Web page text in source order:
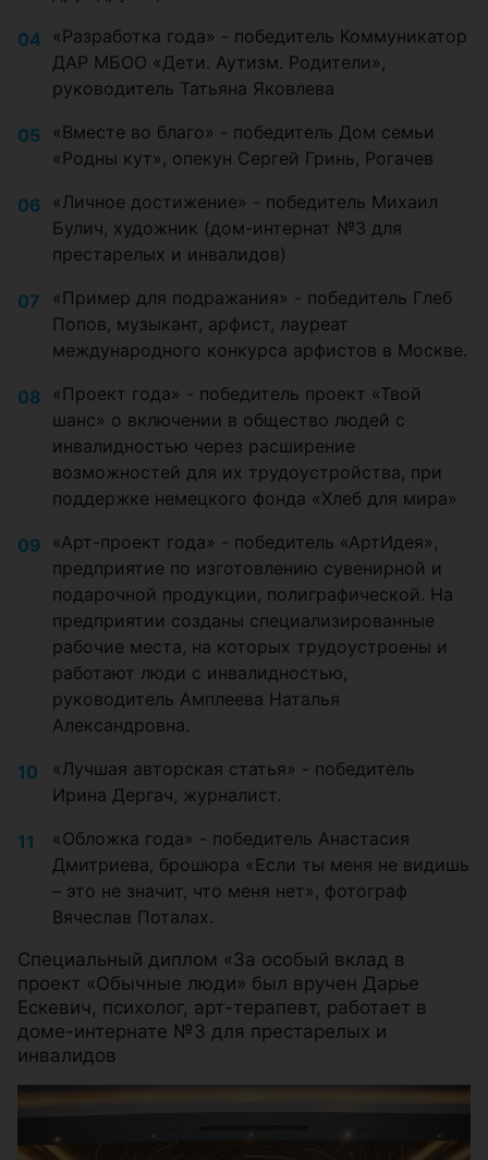
«Разработка года» - победитель Коммуникатор
ДАР МБОО «Дети. Аутизм. Родители»,
руководитель Татьяна Яковлева
«Вместе во благо» - победитель Дом семьи
«Родны кут», опекун Сергей Гринь, Рогачев
«Личное достижение» - победитель Михаил
Булич, художник (дом-интернат №3 для
престарелых и инвалидов)
«Пример для подражания» - победитель Глеб
Попов, музыкант, арфист, лауреат
международного конкурса арфистов в Москве.
«Проект года» - победитель проект «Твой
шанс» о включении в общество людей с
инвалидностью через расширение
возможностей для их трудоустройства, при
поддержке немецкого фонда «Хлеб для мира»
«Арт-проект года» - победитель «АртИдея»,
предприятие по изготовлению сувенирной и
подарочной продукции, полиграфической. На
предприятии созданы специализированные
рабочие места, на которых трудоустроены и
работают люди с инвалидностью,
руководитель Амплеева Наталья
Александровна.
«Лучшая авторская статья» - победитель
Ирина Дергач, журналист.
«Обложка года» - победитель Анастасия
Дмитриева, брошюра «Если ты меня не видишь
– это не значит, что меня нет», фотограф
Вячеслав Поталах.
Специальный диплом «За особый вклад в
проект «Обычные люди» был вручен Дарье
Ескевич, психолог, арт-терапевт, работает в
доме-интернате №3 для престарелых и
инвалидов